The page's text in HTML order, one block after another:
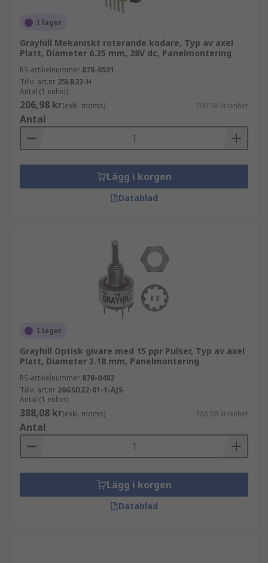
signal. Signalen förstärks sedan elektroniskt och
omvandlas till digital form. Detta överförs sedan
till dataprocessorn.
Användningsområden för optiska
rotationsgivare
Optiska rotationsgivare skapar precisa digitala
signaler. Detta gör dem till ett bra alternativ där
bildupplösning är viktig, och förklarar deras
användning i så varierande tillämpningar som
kontorsutrustning (i datormus och kopiatorer)
och medicinsk utrustning.
I lager
Grayhill Mekaniskt roterande kodare, Typ av axel
Platt, Diameter 6.35 mm, 28V dc, Panelmontering
RS-artikelnummer 878-0521
Tillv. art.nr 25LB22-H
Antal (1 enhet)
206,98 kr(exkl. moms) 206,98 kr/enhet
Antal
Lägg i korgen
Datablad
I lager
Grayhill Optisk givare med 15 ppr Pulser, Typ av axel
Platt, Diameter 3.18 mm, Panelmontering
RS-artikelnummer 878-0482
Tillv. art.nr 26GSD22-01-1-AJS
Antal (1 enhet)
388,08 kr(exkl. moms) 388,08 kr/enhet
Antal
Lägg i korgen
Datablad